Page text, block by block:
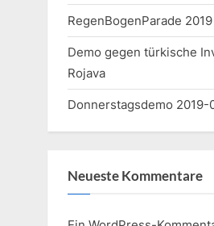
RegenBogenParade 2019
Demo gegen türkische
Rojava
Donnerstagsdemo
Neueste Kommentare